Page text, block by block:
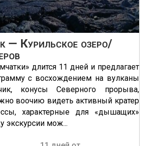
— Курильское озеро/
длится 11 дней и предлагает
с восхождением на вулканы
конусы Северного прорыва,
воочию видеть активный кратер
характерные для «дышащих»
экскурсии мож...